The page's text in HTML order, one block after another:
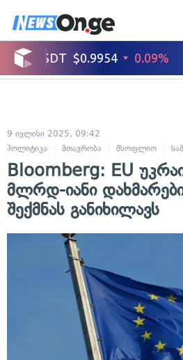
9 ივლისი 2025, 09:42
პოლიტიკა
მთავრობა მსოფლიო
Bloomberg: EU
მლრდ-იანი
შექმნას განიხილავს